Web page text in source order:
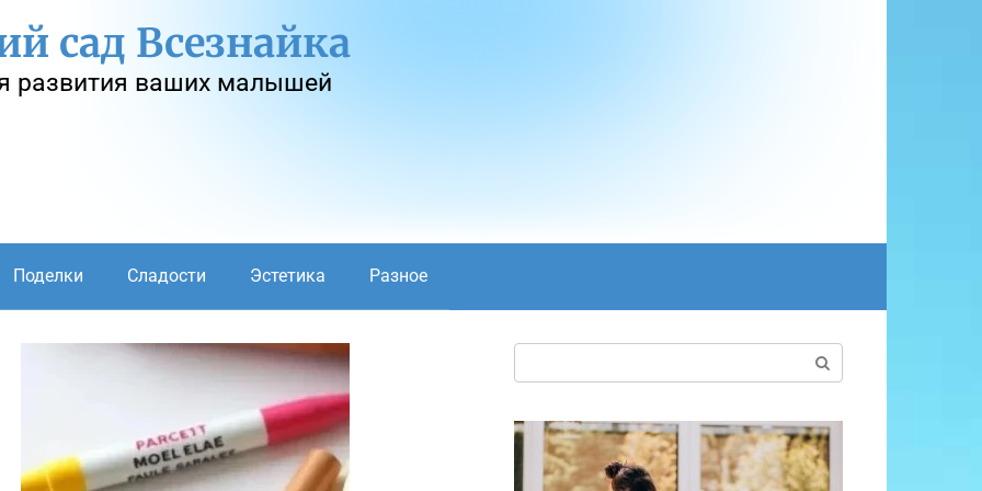
сад Всезнайка
развития ваших малышей
Поделки Сладости Эстетика Разное